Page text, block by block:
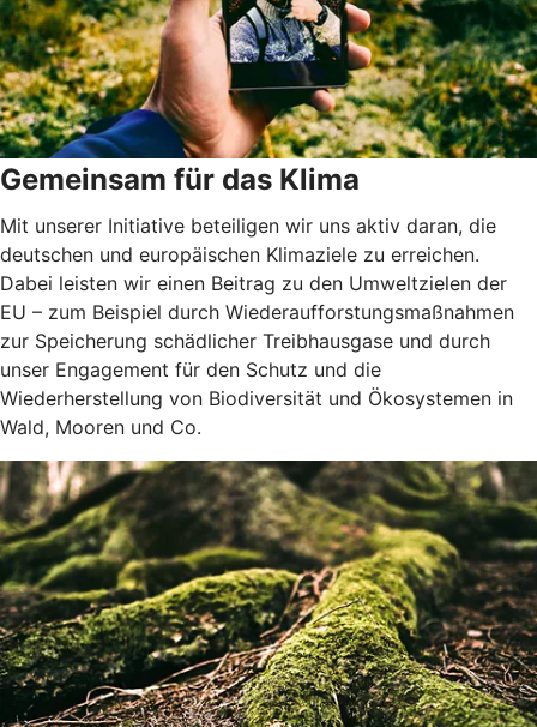
Gemeinsam für das Klima
Mit unserer Initiative beteiligen wir uns aktiv daran, die
deutschen und europäischen Klimaziele zu erreichen.
Dabei leisten wir einen Beitrag zu den Umweltzielen der
EU – zum Beispiel durch Wiederaufforstungsmaßnahmen
zur Speicherung schädlicher Treibhausgase und durch
unser Engagement für den Schutz und die
Wiederherstellung von Biodiversität und Ökosystemen in
Wald, Mooren und Co.